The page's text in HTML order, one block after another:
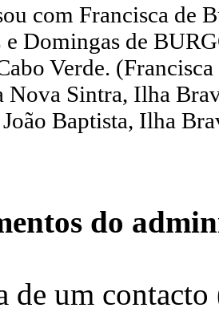
com Francisca de
Domingas de
Verde.
Nova Sintra, Ilha
Baptista, Ilha
do
de um